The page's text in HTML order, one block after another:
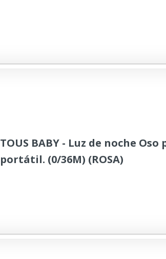
TOUS BABY - Luz de noche
portátil. (0/36M) (ROSA)